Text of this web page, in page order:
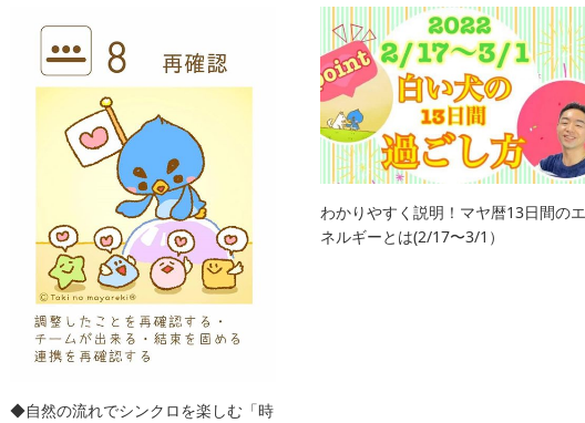
◆自然の流れでシンクロを楽しむ「時
わかりやすく説明！マヤ暦13日間のエ
ネルギーとは(2/17〜3/1）